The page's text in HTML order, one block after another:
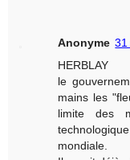
Anonyme 31
HERBLAY
le
mains les
limite des
mondiale.